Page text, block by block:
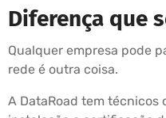
Diferença que
Qualquer empresa pode
rede é outra coisa.
A DataRoad tem técnicos